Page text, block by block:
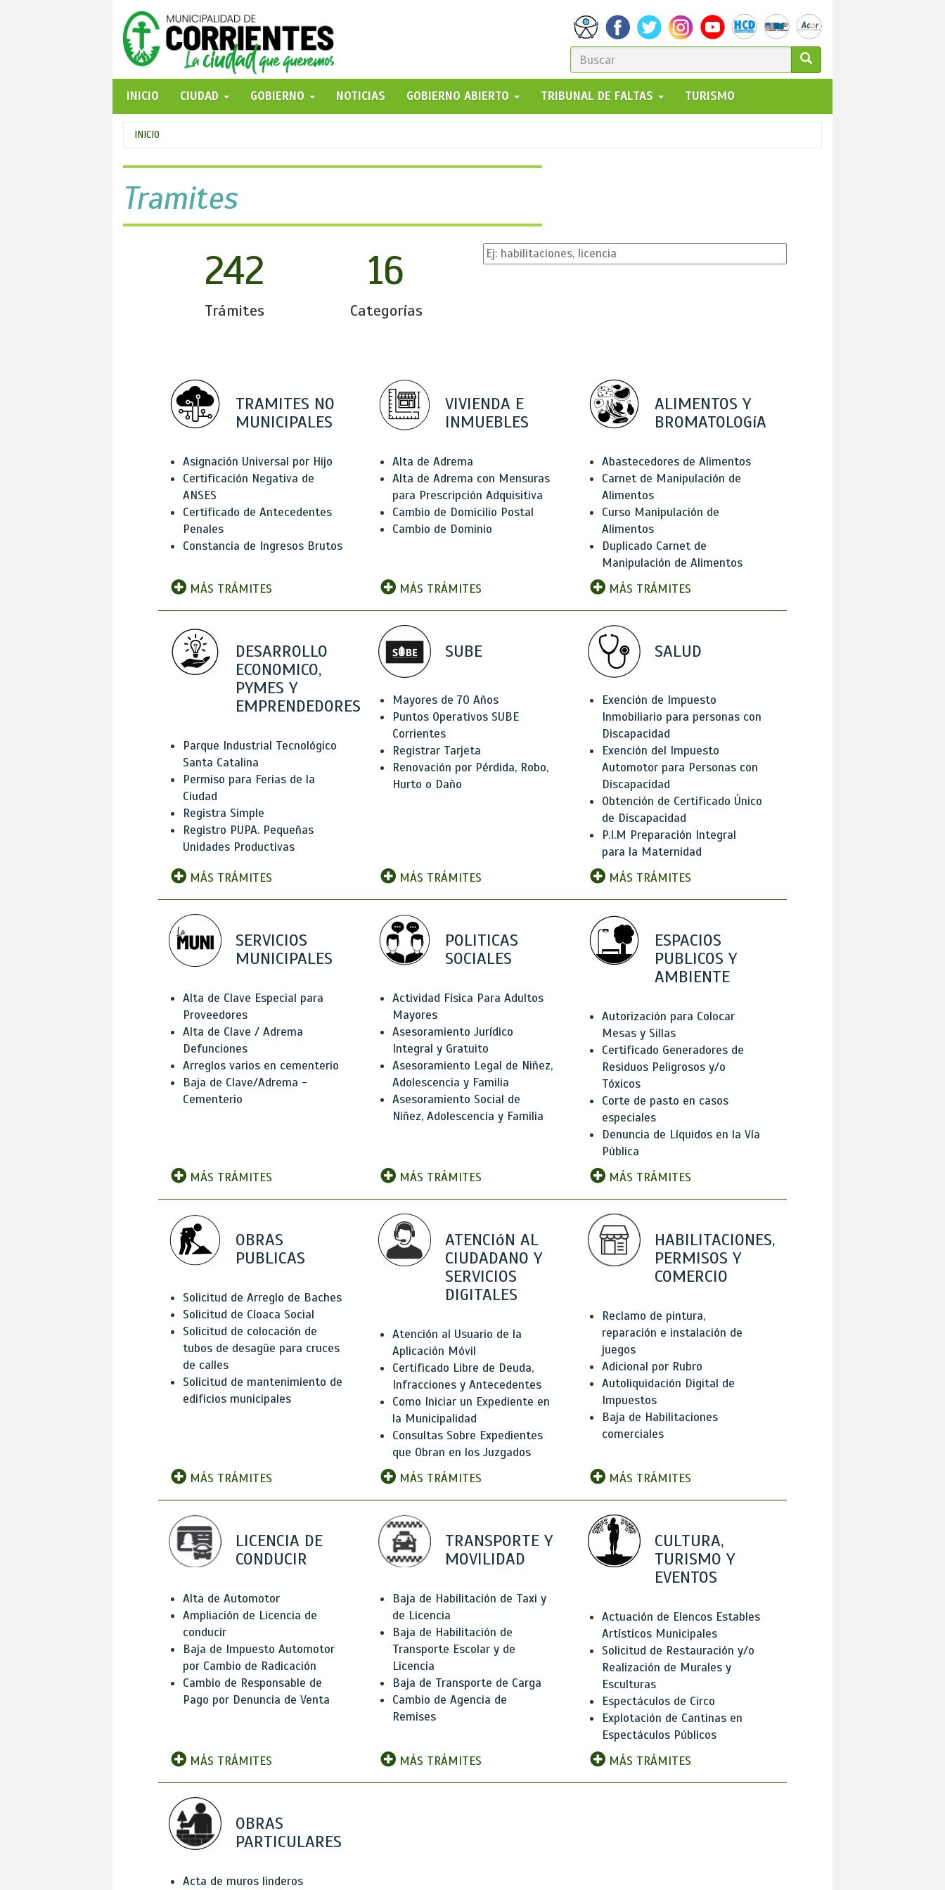
FORMULARIO
DE
BÚSQUEDA
GO!
INICIO
CIUDAD GOBIERNO NOTICIAS GOBIERNO ABIERTO TRIBUNAL DE FALTAS TURISMO
Se
encuentra
usted
aquí
INICIO
Tramites
242
Trámites
16
Categorías
TRAMITES NO
MUNICIPALES
Asignación Universal por Hijo
Certificación Negativa de
ANSES
Certificado de Antecedentes
Penales
Constancia de Ingresos Brutos
MÁS TRÁMITES
VIVIENDA E
INMUEBLES
Alta de Adrema
Alta de Adrema con Mensuras
para Prescripción Adquisitiva
Cambio de Domicilio Postal
Cambio de Dominio
MÁS TRÁMITES
ALIMENTOS Y
BROMATOLOGíA
Abastecedores de Alimentos
Carnet de Manipulación de
Alimentos
Curso Manipulación de
Alimentos
Duplicado Carnet de
Manipulación de Alimentos
MÁS TRÁMITES
DESARROLLO
ECONOMICO,
PYMES Y
EMPRENDEDORES
Parque Industrial Tecnológico
Santa Catalina
Permiso para Ferias de la
Ciudad
Registra Simple
Registro PUPA. Pequeñas
Unidades Productivas
MÁS TRÁMITES
SUBE
Mayores de 70 Años
Puntos Operativos SUBE
Corrientes
Registrar Tarjeta
Renovación por Pérdida, Robo,
Hurto o Daño
MÁS TRÁMITES
SALUD
Exención de Impuesto
Inmobiliario para personas con
Discapacidad
Exención del Impuesto
Automotor para Personas con
Discapacidad
Obtención de Certificado Único
de Discapacidad
P.I.M Preparación Integral
para la Maternidad
MÁS TRÁMITES
SERVICIOS
MUNICIPALES
Alta de Clave Especial para
Proveedores
Alta de Clave / Adrema
Defunciones
Arreglos varios en cementerio
Baja de Clave/Adrema -
Cementerio
MÁS TRÁMITES
POLITICAS
SOCIALES
Actividad Física Para Adultos
Mayores
Asesoramiento Jurídico
Integral y Gratuito
Asesoramiento Legal de Niñez,
Adolescencia y Familia
Asesoramiento Social de
Niñez, Adolescencia y Familia
MÁS TRÁMITES
ESPACIOS
PUBLICOS Y
AMBIENTE
Autorización para Colocar
Mesas y Sillas
Certificado Generadores de
Residuos Peligrosos y/o
Tóxicos
Corte de pasto en casos
especiales
Denuncia de Líquidos en la Vía
Pública
MÁS TRÁMITES
OBRAS
PUBLICAS
Solicitud de Arreglo de Baches
Solicitud de Cloaca Social
Solicitud de colocación de
tubos de desagüe para cruces
de calles
Solicitud de mantenimiento de
edificios municipales
MÁS TRÁMITES
ATENCIóN AL
CIUDADANO Y
SERVICIOS
DIGITALES
Atención al Usuario de la
Aplicación Móvil
Certificado Libre de Deuda,
Infracciones y Antecedentes
Como Iniciar un Expediente en
la Municipalidad
Consultas Sobre Expedientes
que Obran en los Juzgados
MÁS TRÁMITES
HABILITACIONES,
PERMISOS Y
COMERCIO
Reclamo de pintura,
reparación e instalación de
juegos
Adicional por Rubro
Autoliquidación Digital de
Impuestos
Baja de Habilitaciones
comerciales
MÁS TRÁMITES
LICENCIA DE
CONDUCIR
Alta de Automotor
Ampliación de Licencia de
conducir
Baja de Impuesto Automotor
por Cambio de Radicación
Cambio de Responsable de
Pago por Denuncia de Venta
MÁS TRÁMITES
TRANSPORTE Y
MOVILIDAD
Baja de Habilitación de Taxi y
de Licencia
Baja de Habilitación de
Transporte Escolar y de
Licencia
Baja de Transporte de Carga
Cambio de Agencia de
Remises
MÁS TRÁMITES
CULTURA,
TURISMO Y
EVENTOS
Actuación de Elencos Estables
Artísticos Municipales
Solicitud de Restauración y/o
Realización de Murales y
Esculturas
Espectáculos de Circo
Explotación de Cantinas en
Espectáculos Públicos
MÁS TRÁMITES
OBRAS
PARTICULARES
Acta de muros linderos